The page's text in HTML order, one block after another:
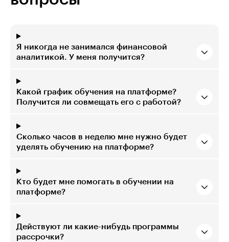
Я никогда не занимался финансовой
аналитикой. У меня получится?
Какой график обучения на платформе?
Получится ли совмещать его с работой?
Сколько часов в неделю мне нужно будет
уделять обучению на платформе?
Кто будет мне помогать в обучении на
платформе?
Действуют ли какие-нибудь программы
рассрочки?